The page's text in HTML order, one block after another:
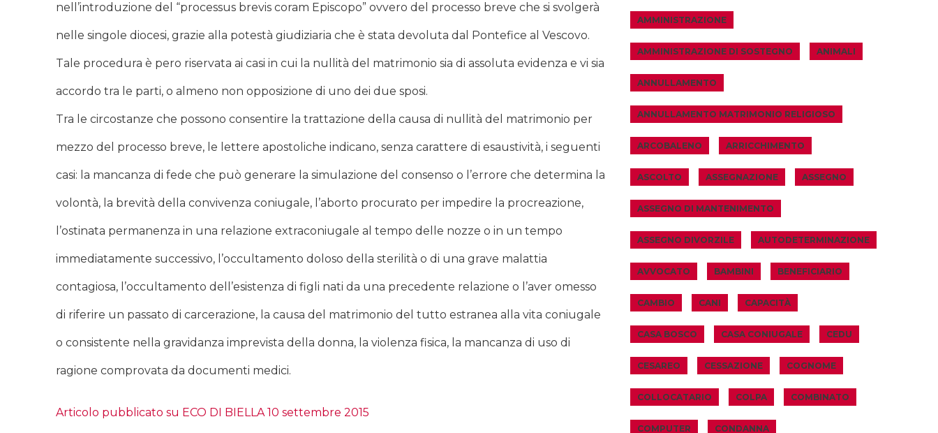
nell’introduzione del “processus brevis coram Episcopo” ovvero del processo breve che si svolgerà
nelle singole diocesi, grazie alla potestà giudiziaria che è stata devoluta dal Pontefice al Vescovo.
Tale procedura è pero riservata ai casi in cui la nullità del matrimonio sia di assoluta evidenza e vi sia
accordo tra le parti, o almeno non opposizione di uno dei due sposi.
Tra le circostanze che possono consentire la trattazione della causa di nullità del matrimonio per
mezzo del processo breve, le lettere apostoliche indicano, senza carattere di esaustività, i seguenti
casi: la mancanza di fede che può generare la simulazione del consenso o l’errore che determina la
volontà, la brevità della convivenza coniugale, l’aborto procurato per impedire la procreazione,
l’ostinata permanenza in una relazione extraconiugale al tempo delle nozze o in un tempo
immediatamente successivo, l’occultamento doloso della sterilità o di una grave malattia
contagiosa, l’occultamento dell’esistenza di figli nati da una precedente relazione o l’aver omesso
di riferire un passato di carcerazione, la causa del matrimonio del tutto estranea alla vita coniugale
o consistente nella gravidanza imprevista della donna, la violenza fisica, la mancanza di uso di
ragione comprovata da documenti medici.
Articolo pubblicato su ECO DI BIELLA 10 settembre 2015
AMMINISTRAZIONE
AMMINISTRAZIONE DI SOSTEGNO ANIMALI
ANNULLAMENTO
ANNULLAMENTO MATRIMONIO RELIGIOSO
ARCOBALENO ARRICCHIMENTO
ASCOLTO ASSEGNAZIONE ASSEGNO
ASSEGNO DI MANTENIMENTO
ASSEGNO DIVORZILE AUTODETERMINAZIONE
AVVOCATO BAMBINI BENEFICIARIO
CAMBIO CANI CAPACITÀ
CASA BOSCO CASA CONIUGALE CEDU
CESAREO CESSAZIONE COGNOME
COLLOCATARIO COLPA COMBINATO
COMPUTER CONDANNA